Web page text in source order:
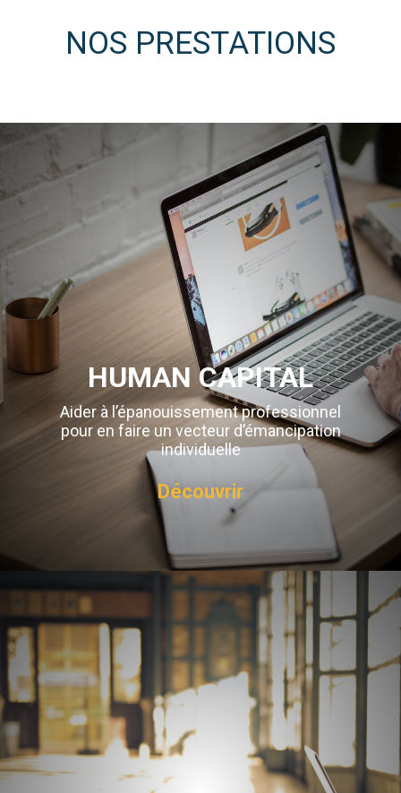
NOS PRESTATIONS
HUMAN CAPITAL
Aider à l’épanouissement professionnel
pour en faire un vecteur d’émancipation
individuelle
Découvrir